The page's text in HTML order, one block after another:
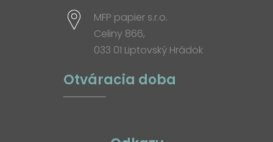
MFP papier s.r.o.
Celiny 866,
033 01 Liptovský Hrádok
Otváracia doba